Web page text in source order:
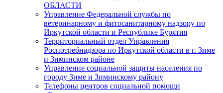
ОБЛАСТИ
Управление Федеральной службы по
ветеринарному и фитосанитарному надзору по
Иркутской области и Республике Бурятия
Территориальный отдел Управления
Роспотребнадзора по Иркутской области в г. Зиме
и Зиминском районе
Управление социальной защиты населения по
городу Зиме и Зиминскому району
Телефоны центров социальной помощи